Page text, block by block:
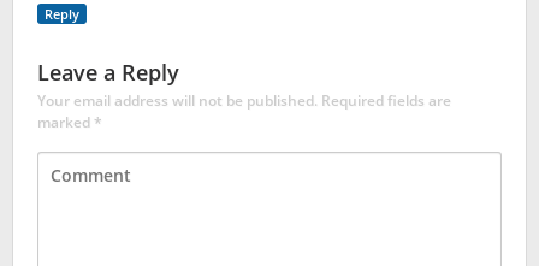
Reply
Leave a Reply
Your email address will not be published. Required fields are
marked*